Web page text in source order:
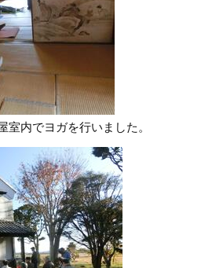
内でヨガを行いました。